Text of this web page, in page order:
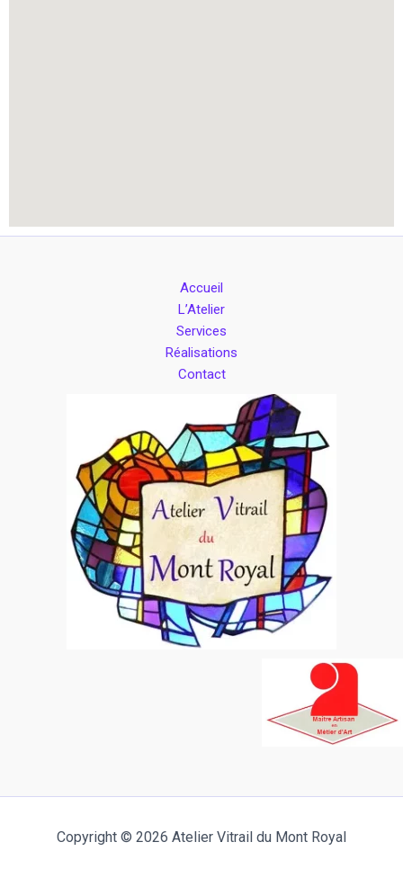
Accueil
L’Atelier
Services
Réalisations
Contact
Copyright © 2026 Atelier Vitrail du Mont Royal